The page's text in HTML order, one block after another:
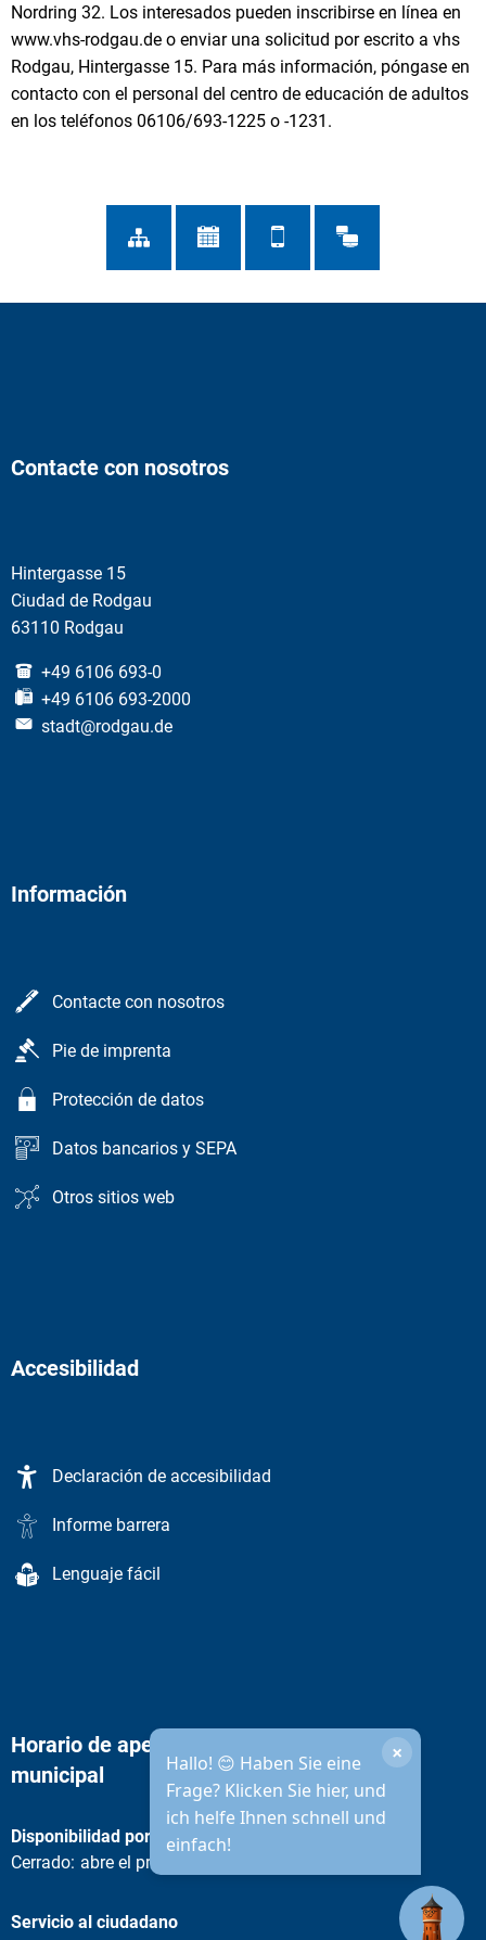
Nordring 32. Los interesados pueden inscribirse en línea en
www.vhs-rodgau.de o enviar una solicitud por escrito a vhs
Rodgau, Hintergasse 15. Para más información, póngase en
contacto con el personal del centro de educación de adultos
en los teléfonos 06106/693-1225 o -1231.
Contacte con nosotros
Hintergasse 15
Ciudad de Rodgau
63110 Rodgau
+49 6106 693-0
+49 6106 693-2000
stadt@rodgau.de
Información
Contacte con nosotros
Pie de imprenta
Protección de datos
Datos bancarios y SEPA
Otros sitios web
Accesibilidad
Declaración de accesibilidad
Informe barrera
Lenguaje fácil
Hallo! 😊 Haben Sie eine
Frage? Klicken Sie hier, und
ich helfe Ihnen schnell und
einfach!
×
Horario de apertura de la administración
municipal
Disponibilidad por teléfono
Pulse para ocultar otros horarios de apertura o cierre
Cerrado: abre el próximo lunes a las 08:30 horas
Servicio al ciudadano